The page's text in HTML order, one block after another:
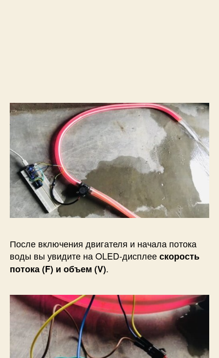
потока (F) и объем (V).
расходе и объеме воды на сервере Thingspeak.
Вам просто нужно посетить Private View
(частный просмотр) в панели инструментов
Thingspeak.